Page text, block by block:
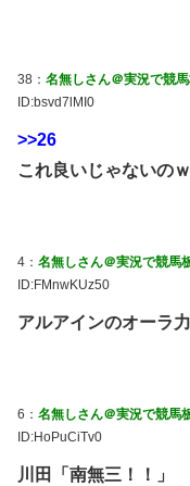
38： 名無しさん＠実況で競
ID:bsvd7lMI0
>>26
これ良いじゃないのｗ
4： 名無しさん＠実況で競馬
ID:FMnwKUz50
アルアインのオーラ
6： 名無しさん＠実況で競馬
ID:HoPuCiTv0
川田「南無三！！」